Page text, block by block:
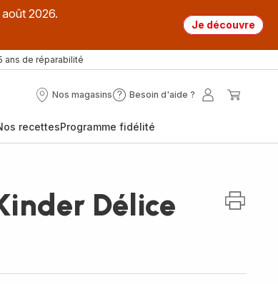
2026.
Je découvre
ans de réparabilité
Nos magasins
Nos
Besoin d'aide ?
Besoin
?
Mon
recettesProgramme fidélité
Délice